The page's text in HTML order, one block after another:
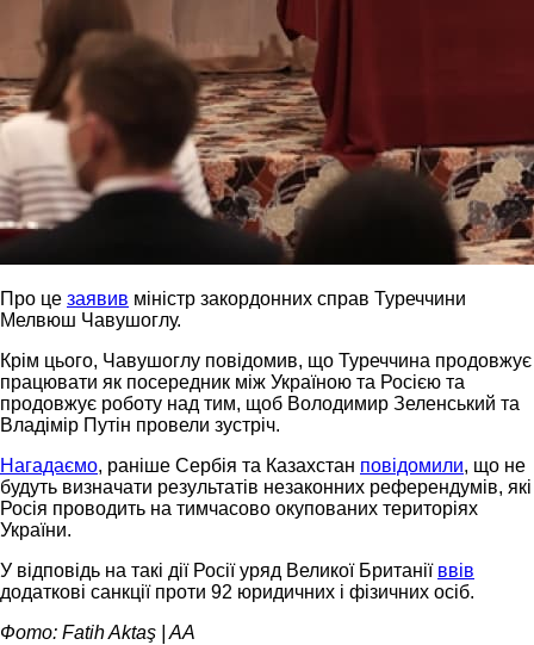
Про це заявив міністр закордонних справ Туреччини
Мелвюш Чавушоглу.
Крім цього, Чавушоглу повідомив, що Туреччина продовжує
працювати як посередник між Україною та Росією та
продовжує роботу над тим, щоб Володимир Зеленський та
Владімір Путін провели зустріч.
Нагадаємо, раніше Сербія та Казахстан повідомили, що не
будуть визначати результатів незаконних референдумів, які
Росія проводить на тимчасово окупованих територіях
України.
У відповідь на такі дії Росії уряд Великої Британії ввів
додаткові санкції проти 92 юридичних і фізичних осіб.
Фото: Fatih Aktaş | AA